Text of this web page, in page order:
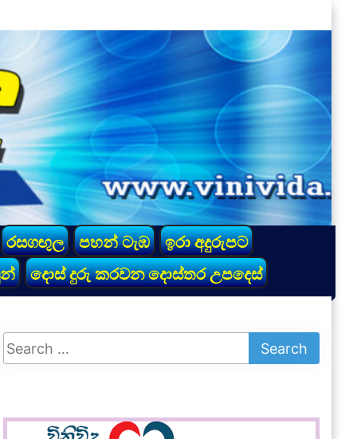
රසගඟුල පහන් ටැඹ
ඉරා අදුරුපට
දොස් දුරු කරවන දොස්තර උපදෙස්